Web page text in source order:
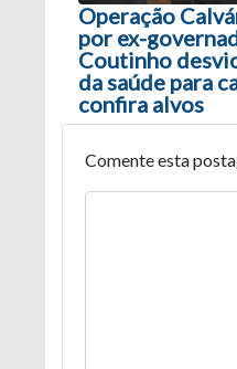
Operação
por ex-
Coutinho
da saúde para
confira alvos
Comente esta